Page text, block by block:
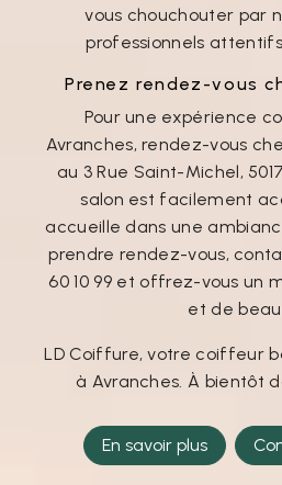
vous chouchouter par
professionnels
Prenez rendez-vous
Pour une expérience
Avranches, rendez-vous
au 3 Rue Saint-Michel,
salon est facilement
accueille dans une
prendre rendez-vous,
60 10 99 et offrez-vous un
et de
LD Coiffure, votre coiffeur
à Avranches. À bientôt
En savoir plus